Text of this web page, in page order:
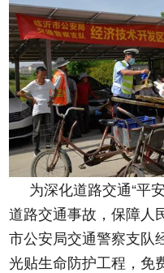
为深化道路交通“平
道路交通事故，保障人
市公安局交通警察支队
光贴生命防护工程，免